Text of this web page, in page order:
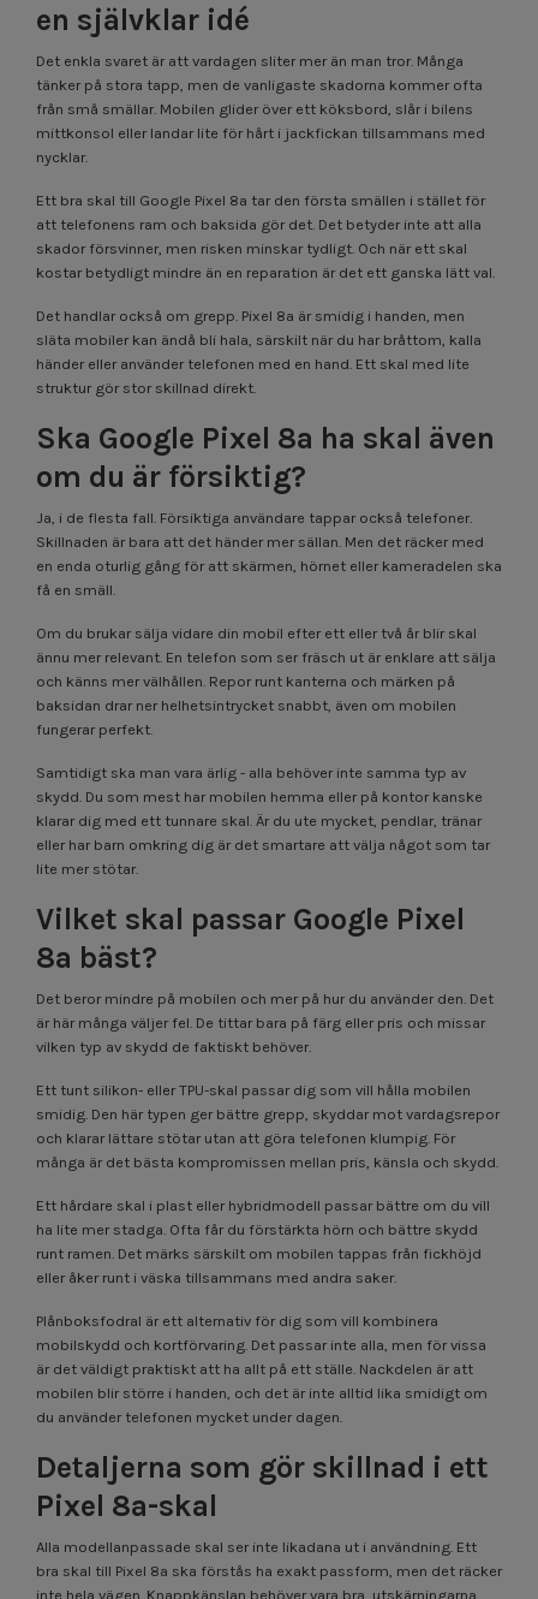
en självklar idé
Det enkla svaret är att vardagen sliter mer än man tror. Många
tänker på stora tapp, men de vanligaste skadorna kommer ofta
från små smällar. Mobilen glider över ett köksbord, slår i bilens
mittkonsol eller landar lite för hårt i jackfickan tillsammans med
nycklar.
Ett bra skal till Google Pixel 8a tar den första smällen i stället för
att telefonens ram och baksida gör det. Det betyder inte att alla
skador försvinner, men risken minskar tydligt. Och när ett skal
kostar betydligt mindre än en reparation är det ett ganska lätt val.
Det handlar också om grepp. Pixel 8a är smidig i handen, men
släta mobiler kan ändå bli hala, särskilt när du har bråttom, kalla
händer eller använder telefonen med en hand. Ett skal med lite
struktur gör stor skillnad direkt.
Ska Google Pixel 8a ha skal även
om du är försiktig?
Ja, i de flesta fall. Försiktiga användare tappar också telefoner.
Skillnaden är bara att det händer mer sällan. Men det räcker med
en enda oturlig gång för att skärmen, hörnet eller kameradelen ska
få en smäll.
Om du brukar sälja vidare din mobil efter ett eller två år blir skal
ännu mer relevant. En telefon som ser fräsch ut är enklare att sälja
och känns mer välhållen. Repor runt kanterna och märken på
baksidan drar ner helhetsintrycket snabbt, även om mobilen
fungerar perfekt.
Samtidigt ska man vara ärlig - alla behöver inte samma typ av
skydd. Du som mest har mobilen hemma eller på kontor kanske
klarar dig med ett tunnare skal. Är du ute mycket, pendlar, tränar
eller har barn omkring dig är det smartare att välja något som tar
lite mer stötar.
Vilket skal passar Google Pixel
8a bäst?
Det beror mindre på mobilen och mer på hur du använder den. Det
är här många väljer fel. De tittar bara på färg eller pris och missar
vilken typ av skydd de faktiskt behöver.
Ett tunt silikon- eller TPU-skal passar dig som vill hålla mobilen
smidig. Den här typen ger bättre grepp, skyddar mot vardagsrepor
och klarar lättare stötar utan att göra telefonen klumpig. För
många är det bästa kompromissen mellan pris, känsla och skydd.
Ett hårdare skal i plast eller hybridmodell passar bättre om du vill
ha lite mer stadga. Ofta får du förstärkta hörn och bättre skydd
runt ramen. Det märks särskilt om mobilen tappas från fickhöjd
eller åker runt i väska tillsammans med andra saker.
Plånboksfodral är ett alternativ för dig som vill kombinera
mobilskydd och kortförvaring. Det passar inte alla, men för vissa
är det väldigt praktiskt att ha allt på ett ställe. Nackdelen är att
mobilen blir större i handen, och det är inte alltid lika smidigt om
du använder telefonen mycket under dagen.
Detaljerna som gör skillnad i ett
Pixel 8a-skal
Alla modellanpassade skal ser inte likadana ut i användning. Ett
bra skal till Pixel 8a ska förstås ha exakt passform, men det räcker
inte hela vägen. Knappkänslan behöver vara bra, utskärningarna